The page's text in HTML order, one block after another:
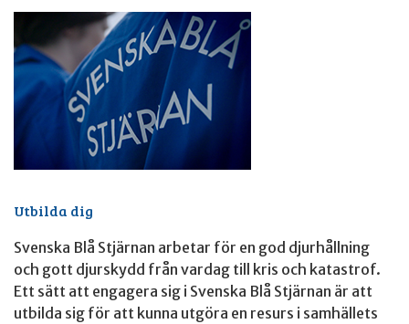
Utbilda dig
Svenska Blå Stjärnan arbetar för en god djurhållning
och gott djurskydd från vardag till kris och katastrof.
Ett sätt att engagera sig i Svenska Blå Stjärnan är att
utbilda sig för att kunna utgöra en resurs i samhällets